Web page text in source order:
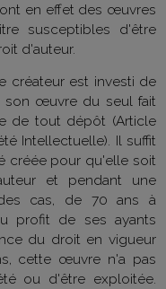
en effet des œuvres
susceptibles d'être
d'auteur.
créateur est investi de
son œuvre du seul fait
de tout dépôt (Article
Intellectuelle). Il suffit
créée pour qu'elle soit
et pendant une
cas, de 70 ans à
profit de ses ayants
du droit en vigueur
cette œuvre n'a pas
ou d'être exploitée.